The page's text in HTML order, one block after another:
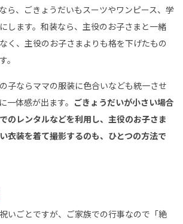
ら、ごきょうだいもスーツやワンピース、学
します。和装なら、主役のお子さまと一緒
く、主役のお子さまよりも格を下げたもの
。
子ならママの服装に色合いなども統一させ
一体感が出ます。 ごきょうだいが小さい場合
のレンタルなどを利用し、主役のお子さま
衣装を着て撮影するのも、ひとつの方法で
いごとですが、ご家族での行事なので「絶